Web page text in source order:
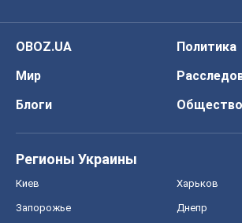
OBOZ.UA
Политика
Мир
Блоги
Общество
Регионы Украины
Киев Харьков
Запорожье Днепр